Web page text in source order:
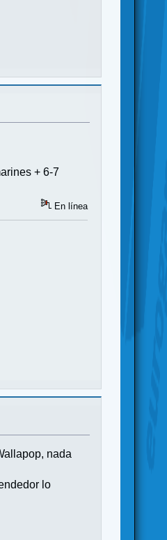
+ 6-7
En línea
nada
lo